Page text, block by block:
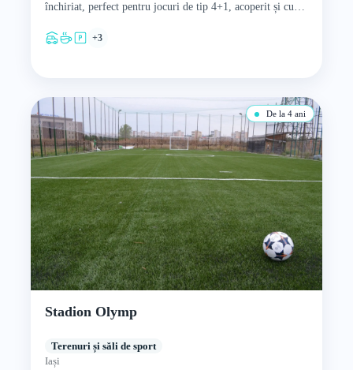
închiriat, perfect pentru jocuri de tip 4+1, acoperit și cu…
+3
De la 4 ani
Stadion Olymp
Terenuri și săli de sport
Iași